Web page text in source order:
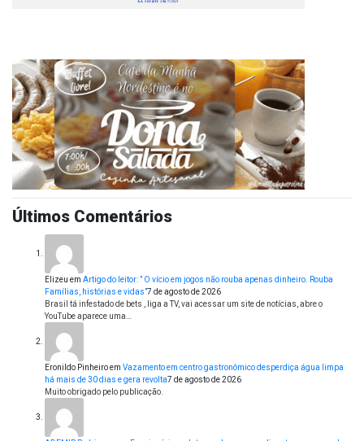
Últimos Comentários
Elizeu em Artigo do leitor: ” O vício em jogos não rouba apenas dinheiro. Rouba
Famílias, histórias e vidas”7 de agosto de 2026
Brasil tá infestado de bets , liga a TV, vai acessar um site de notícias, abre o
YouTube aparece uma…
Eronildo Pinheiroem Vazamento em centro gastronômico desperdiça água limpa
há mais de 30 dias e gera revolta7 de agosto de 2026
Muito obrigado pelo publicação.